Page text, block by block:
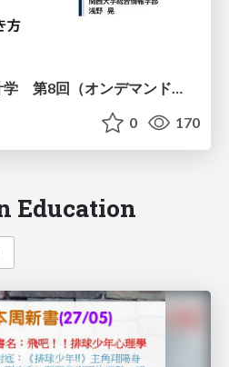
2026年度春学期 統計学 第8回（オンデマンド配信回） 演習（１）・問題に対する答案の書き方 (2026. 5. 21)
0 170
Education